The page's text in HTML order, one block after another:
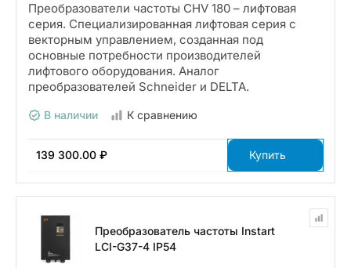
Преобразователи частоты CHV 180 – лифтовая
серия. Специализированная лифтовая серия с
векторным управлением, созданная под
основные потребности производителей
лифтового оборудования. Аналог
преобразователей Schneider и DELTA.
В наличии К сравнению
139 300.00 ₽ Купить
Преобразователь частоты Instart
LCI-G37-4 IP54